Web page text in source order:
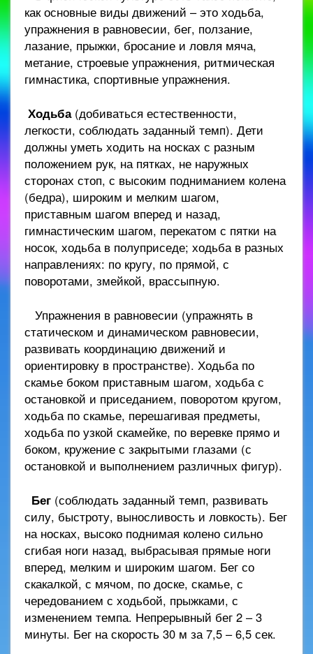
как основные виды движений – это ходьба,
упражнения в равновесии, бег, ползание,
лазание, прыжки, бросание и ловля мяча,
метание, строевые упражнения, ритмическая
гимнастика, спортивные упражнения.
Ходьба(добиваться естественности,
легкости, соблюдать заданный темп). Дети
должны уметь ходить на носках с разным
положением рук, на пятках, не наружных
сторонах стоп, с высоким подниманием колена
(бедра), широким и мелким шагом,
приставным шагом вперед и назад,
гимнастическим шагом, перекатом с пятки на
носок, ходьба в полуприседе; ходьба в разных
направлениях: по кругу, по прямой, с
поворотами, змейкой, врассыпную.
Упражнения в равновесии (упражнять в
статическом и динамическом равновесии,
развивать координацию движений и
ориентировку в пространстве). Ходьба по
скамье боком приставным шагом, ходьба с
остановкой и приседанием, поворотом кругом,
ходьба по скамье, перешагивая предметы,
ходьба по узкой скамейке, по веревке прямо и
боком, кружение с закрытыми глазами (с
остановкой и выполнением различных фигур).
Бег (соблюдать заданный темп, развивать
силу, быстроту, выносливость и ловкость). Бег
на носках, высоко поднимая колено сильно
сгибая ноги назад, выбрасывая прямые ноги
вперед, мелким и широким шагом. Бег со
скакалкой, с мячом, по доске, скамье, с
чередованием с ходьбой, прыжками, с
изменением темпа. Непрерывный бег 2 – 3
минуты. Бег на скорость 30 м за 7,5 – 6,5 сек.